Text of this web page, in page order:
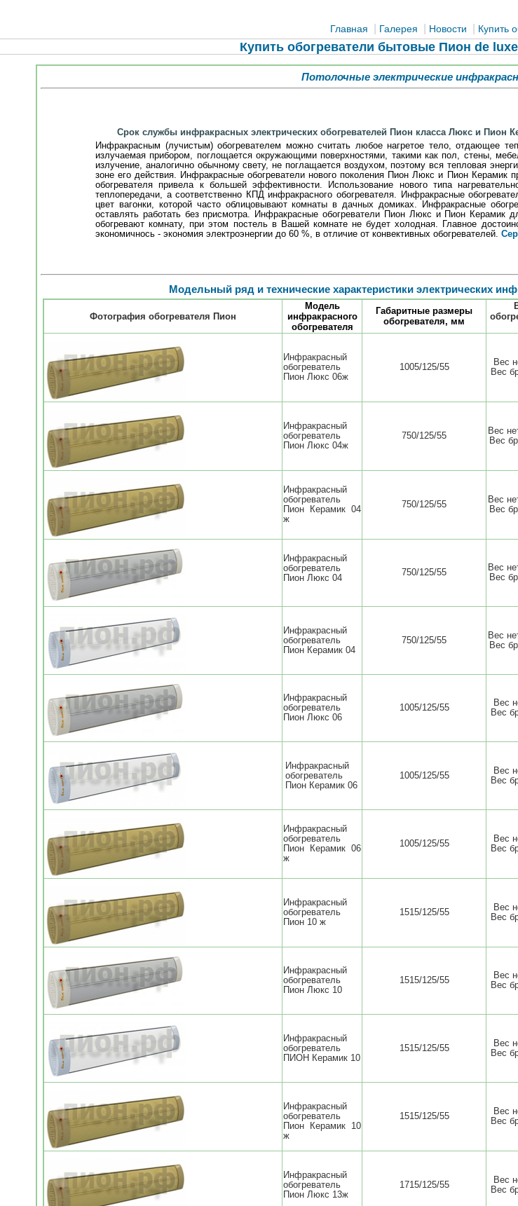
Главная Галерея Новости Купить
Купить обогреватели бытовые Пион de
Потолочные электрические
Срок службы инфракрасных электрических обогревателей Пион класса Люкс и Пион
Инфракрасным (лучистым) обогревателем можно считать любое нагретое тело, отдающее
излучаемая прибором, поглощается окружающими поверхностями, такими как пол, стены,
излучение, аналогично обычному свету, не поглащается воздухом, поэтому вся тепловая
зоне его действия. Инфракрасные обогреватели нового поколения Пион Люкс и Пион Керамик
обогревателя привела к большей эффективности. Использование нового типа
теплопередачи, а соответственно КПД инфракрасного обогревателя. Инфракрасные
цвет вагонки, которой часто облицовывают комнаты в дачных домиках. Инфракрасные
оставлять работать без присмотра. Инфракрасные обогреватели Пион Люкс и Пион
обогревают комнату, при этом постель в Вашей комнате не будет холодная. Главное
экономичнось - экономия электроэнергии до 60 %, в отличие от конвективных обогревателей.
Модельный ряд и технические характеристики электрических
Фотография обогревателя Пион
Модель
инфракрасного
обогревателя
Габаритные размеры
обогревателя, мм
Инфракрасный
обогреватель
Пион Люкс 06ж
1005/125/55
Вес
Вес
Инфракрасный
обогреватель
Пион Люкс 04ж
750/125/55
Вес
Вес
Инфракрасный
обогреватель
Пион Керамик 04
ж
750/125/55
Вес
Вес
Инфракрасный
обогреватель
Пион Люкс 04
750/125/55
Вес
Вес
Инфракрасный
обогреватель
Пион Керамик 04
750/125/55
Вес
Вес
Инфракрасный
обогреватель
Пион Люкс 06
1005/125/55
Вес
Вес
Инфракрасный
обогреватель
Пион Керамик 06
1005/125/55
Вес
Вес
Инфракрасный
обогреватель
Пион Керамик 06
ж
1005/125/55
Вес
Вес
Инфракрасный
обогреватель
Пион 10 ж
1515/125/55
Вес
Вес
Инфракрасный
обогреватель
Пион Люкс 10
1515/125/55
Вес
Вес
Инфракрасный
обогреватель
ПИОН Керамик 10
1515/125/55
Вес
Вес
Инфракрасный
обогреватель
Пион Керамик 10
ж
1515/125/55
Вес
Вес
Инфракрасный
обогреватель
Пион Люкс 13ж
1715/125/55
Вес
Вес